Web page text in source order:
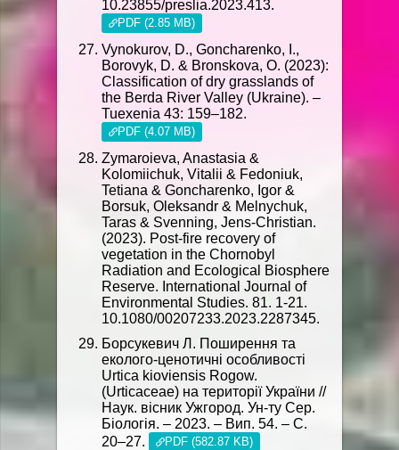
10.23855/preslia.2023.413.
PDF (2.85 MB)
Vynokurov, D., Goncharenko, I.,
Borovyk, D. & Bronskova, O. (2023):
Classification of dry grasslands of
the Berda River Valley (Ukraine). –
Tuexenia 43: 159–182.
PDF (4.07 MB)
Zymaroieva, Anastasia &
Kolomiichuk, Vitalii & Fedoniuk,
Tetiana & Goncharenko, Igor &
Borsuk, Oleksandr & Melnychuk,
Taras & Svenning, Jens-Christian.
(2023). Post-fire recovery of
vegetation in the Chornobyl
Radiation and Ecological Biosphere
Reserve. International Journal of
Environmental Studies. 81. 1-21.
10.1080/00207233.2023.2287345.
Борсукевич Л. Поширення та
еколого-ценотичні особливості
Urtica kioviensis Rogow.
(Urticaceae) на території України //
Наук. вісник Ужгород. Ун-ту Сер.
Біологія. – 2023. – Вип. 54. – С.
20–27.
PDF (582.87 KB)